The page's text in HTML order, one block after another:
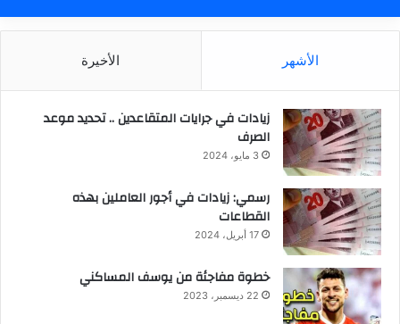
الأشهر الأخيرة
زيادات في جرايات المتقاعدين .. تحديد موعد
الصرف
3 مايو، 2024
رسمي: زيادات في أجور العاملين بهذه
القطاعات
17 أبريل، 2024
خطوة مفاجئة من يوسف المساكني
22 ديسمبر، 2023